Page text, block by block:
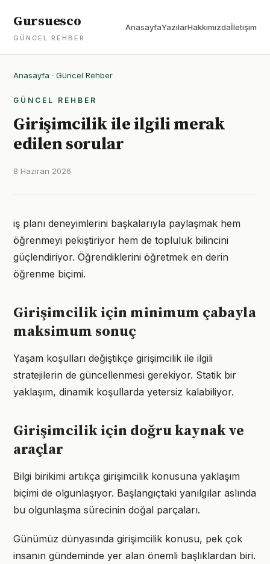
Gursuesco
GÜNCEL REHBER
AnasayfaYazılarHakkımızdaİletişim
Anasayfa · Güncel Rehber
GÜNCEL REHBER
Girişimcilik ile ilgili merak
edilen sorular
8 Haziran 2026
iş planı deneyimlerini başkalarıyla paylaşmak hem
öğrenmeyi pekiştiriyor hem de topluluk bilincini
güçlendiriyor. Öğrendiklerini öğretmek en derin
öğrenme biçimi.
Girişimcilik için minimum çabayla
maksimum sonuç
Yaşam koşulları değiştikçe girişimcilik ile ilgili
stratejilerin de güncellenmesi gerekiyor. Statik bir
yaklaşım, dinamik koşullarda yetersiz kalabiliyor.
Girişimcilik için doğru kaynak ve
araçlar
Bilgi birikimi artıkça girişimcilik konusuna yaklaşım
biçimi de olgunlaşıyor. Başlangıçtaki yanılgılar aslında
bu olgunlaşma sürecinin doğal parçaları.
Günümüz dünyasında girişimcilik konusu, pek çok
insanın gündeminde yer alan önemli başlıklardan biri.